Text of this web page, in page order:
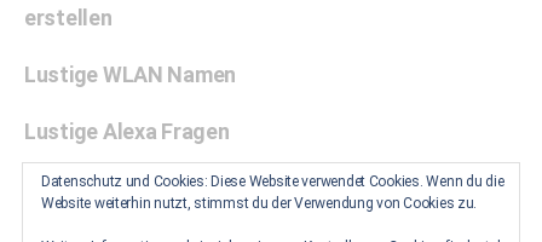
erstellen
Lustige WLAN Namen
Lustige Alexa Fragen
Zwischenablage unter Windows 10 aktivieren: Eine
Datenschutz und Cookies: Diese Website verwendet Cookies. Wenn du die
Website weiterhin nutzt, stimmst du der Verwendung von Cookies zu.